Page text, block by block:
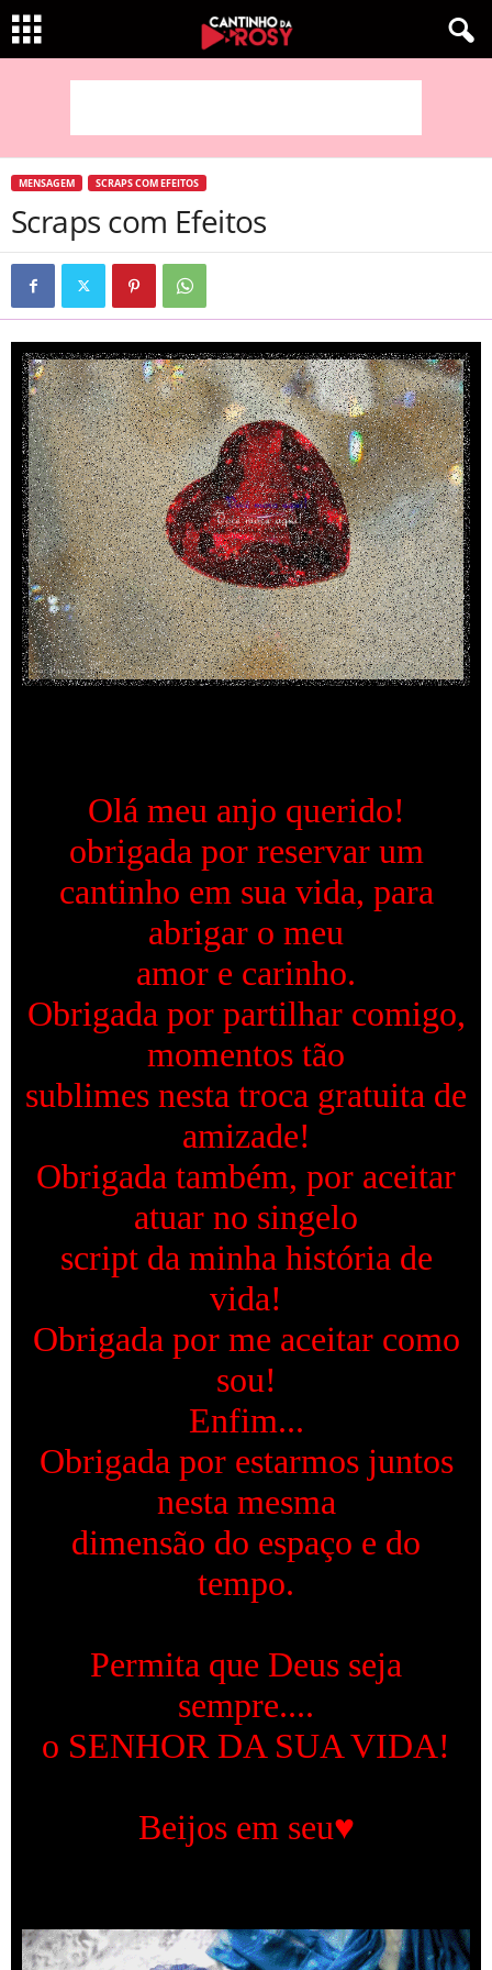
MENSAGEM SCRAPS COM EFEITOS
Scraps com Efeitos
Olá meu anjo querido!
obrigada por reservar um
cantinho em sua vida, para
abrigar o meu
amor e carinho.
Obrigada por partilhar comigo,
momentos tão
sublimes nesta troca gratuita de
amizade!
Obrigada também, por aceitar
atuar no singelo
script da minha história de
vida!
Obrigada por me aceitar como
sou!
Enfim...
Obrigada por estarmos juntos
nesta mesma
dimensão do espaço e do
tempo.
Permita que Deus seja
sempre....
o SENHOR DA SUA VIDA!
Beijos em seu♥